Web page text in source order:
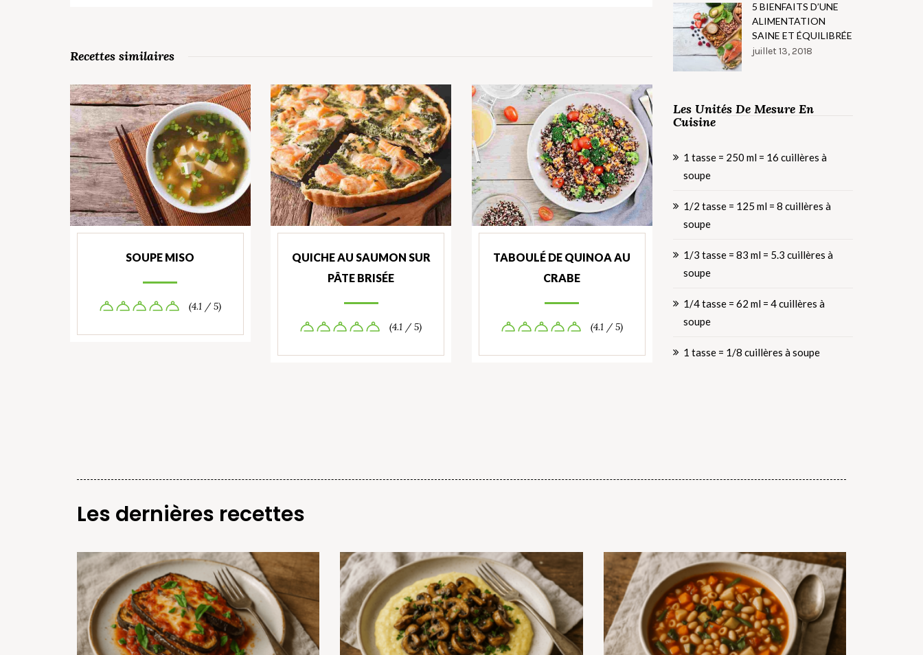
Recettes similaires
SOUPE MISO
(4.1 / 5)
QUICHE AU SAUMON SUR
PÂTE BRISÉE
(4.1 / 5)
TABOULÉ DE QUINOA AU
CRABE
(4.1 / 5)
5 BIENFAITS D’UNE
ALIMENTATION
SAINE ET ÉQUILIBRÉE
juillet 13, 2018
Les Unités De Mesure En
Cuisine
1 tasse = 250 ml = 16 cuillères à
soupe
1/2 tasse = 125 ml = 8 cuillères à
soupe
1/3 tasse = 83 ml = 5.3 cuillères à
soupe
1/4 tasse = 62 ml = 4 cuillères à
soupe
1 tasse = 1/8 cuillères à soupe
Les dernières recettes